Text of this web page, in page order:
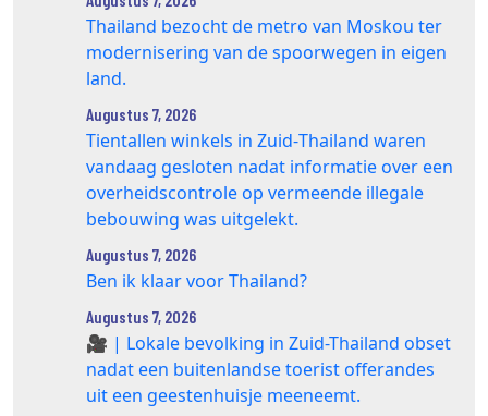
Thailand bezocht de metro van Moskou ter
modernisering van de spoorwegen in eigen
land.
Augustus 7, 2026
Tientallen winkels in Zuid‑Thailand waren
vandaag gesloten nadat informatie over een
overheidscontrole op vermeende illegale
bebouwing was uitgelekt.
Augustus 7, 2026
Ben ik klaar voor Thailand?
Augustus 7, 2026
🎥 | Lokale bevolking in Zuid-Thailand obset
nadat een buitenlandse toerist offerandes
uit een geestenhuisje meeneemt.